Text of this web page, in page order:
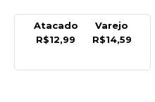
Atacado
R$12,99
Varejo
R$14,59